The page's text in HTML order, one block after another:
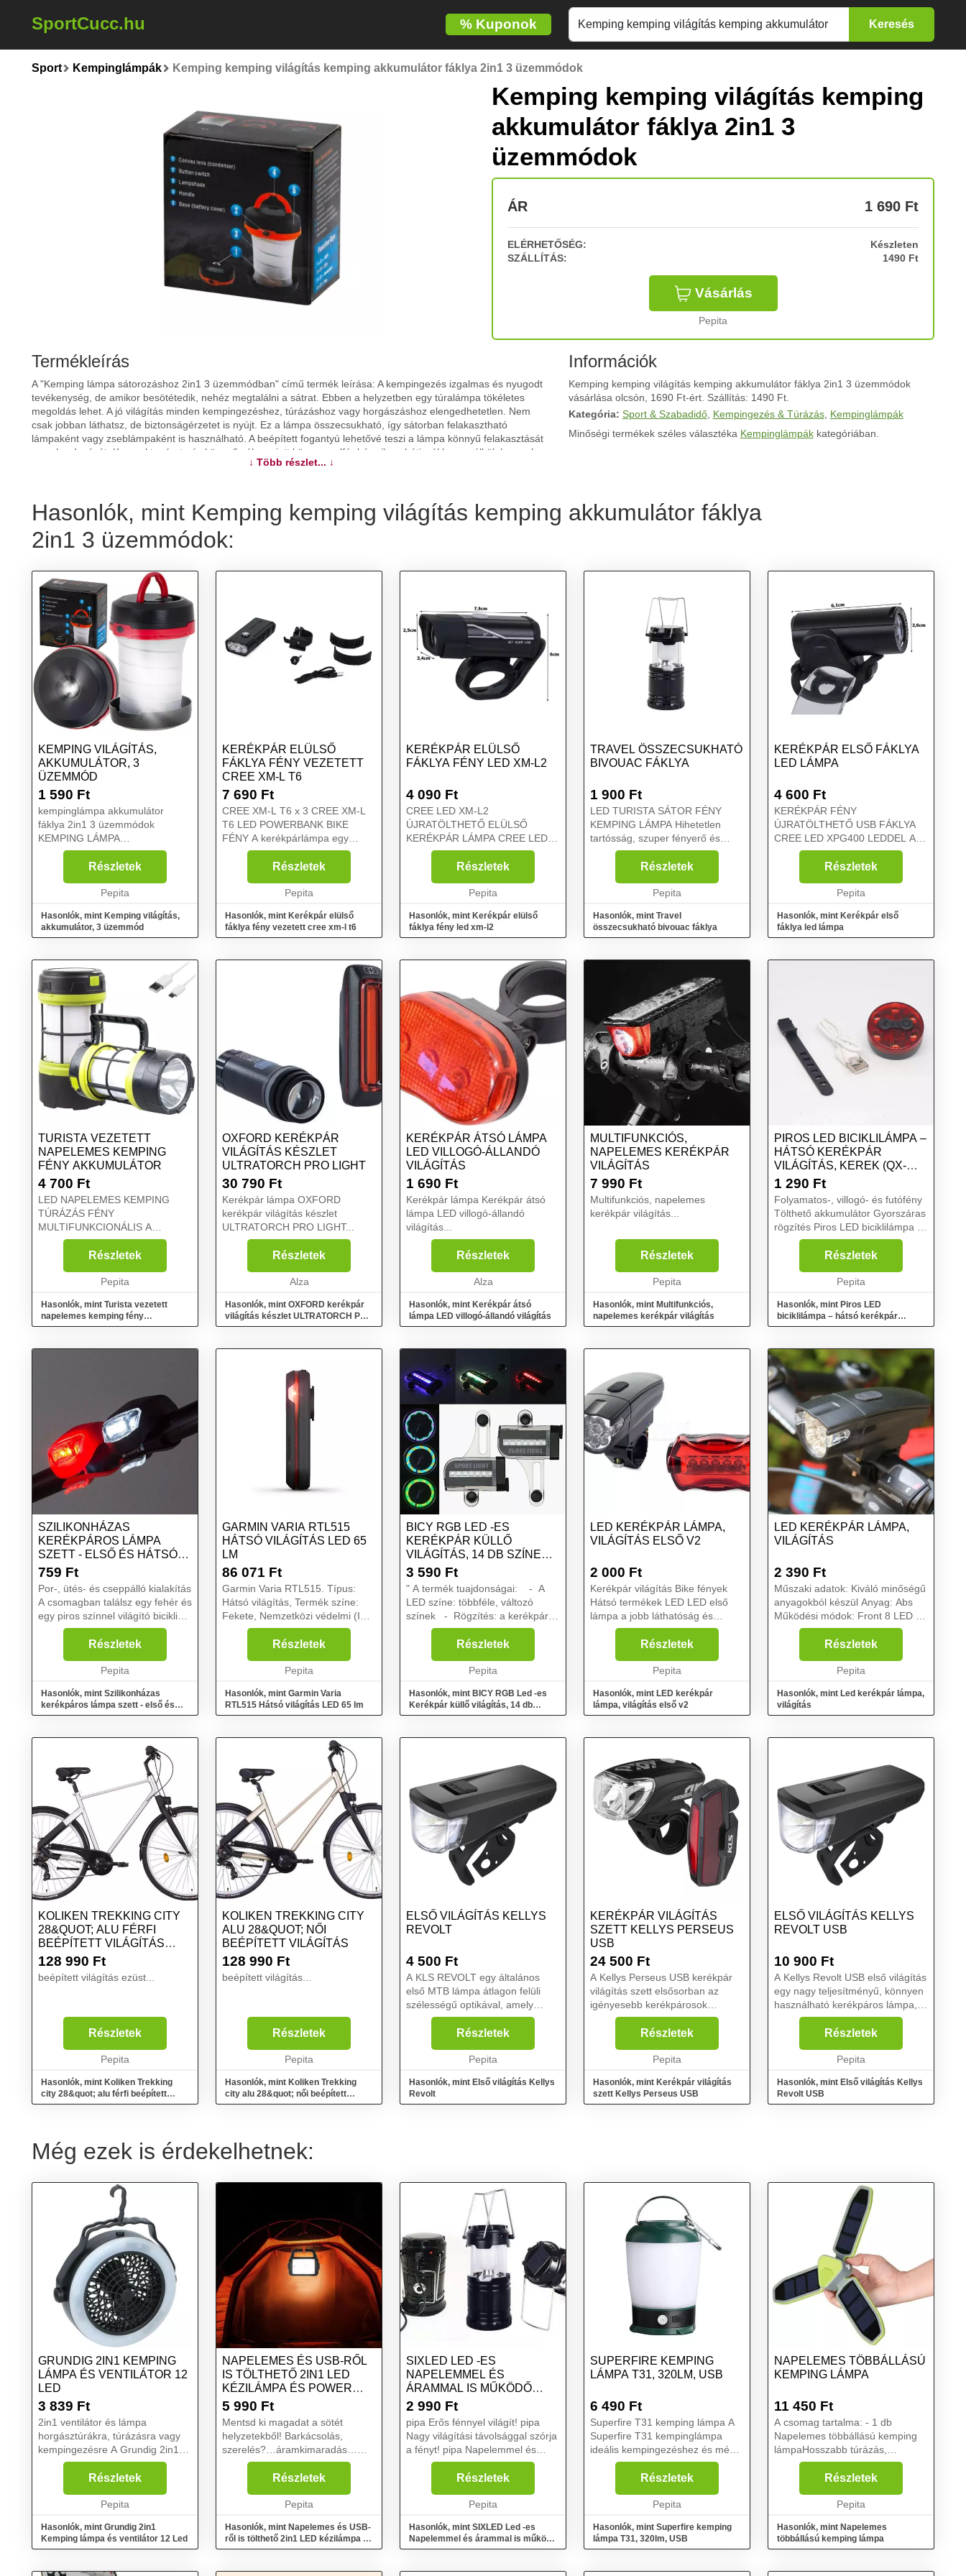
SportCucc.hu %Kuponok
Sport Kempinglámpák Kemping kemping világítás kemping akkumulátor fáklya 2in1 3 üzemmódok
Kemping kemping világítás kemping
akkumulátor fáklya 2in1 3
üzemmódok
ÁR 1 690 Ft
ELÉRHETŐSÉG:
Készleten
SZÁLLÍTÁS:
1490 Ft
Vásárlás
Pepita
Termékleírás
A "Kemping lámpa sátorozáshoz 2in1 3 üzemmódban" című termék leírása: A kempingezés izgalmas és nyugodt
tevékenység, de amikor besötétedik, nehéz megtalálni a sátrat. Ebben a helyzetben egy túralámpa tökéletes
megoldás lehet. A jó világítás minden kempingezéshez, túrázáshoz vagy horgászáshoz elengedhetetlen. Nem
csak jobban láthatsz, de biztonságérzetet is nyújt. Ez a lámpa összecsukható, így sátorban felakasztható
lámpaként vagy zseblámpaként is használható. A beépített fogantyú lehetővé teszi a lámpa könnyű felakasztását
vagy hordozását. Kompakt mérete és könnyű súlya miatt könnyen elfér bármilyen hátizsákban anélkül, hogy plusz
súlyt jelentene. A lámpa három világítási móddal rendelkezik - állandó erős fény, állandó gyenge fény és villogó
sátoros éjszakát biztonságossá és jól megvilágítottá tesz. Műszaki specifikációk: - Műanyag: ABS műanyag -
Tápegység: 3 x AA elem (nem tartozék) - Működési módok: 3 - 100%, 50%, villogó - Összecsukott lámpa méretei:
8 cm x 4,5 cm - Kinyitott lámpa méretei: 12,5 cm x 8 cm - Csomagolási méretek: 9 cm x 9 cm x 5 cm A termék
vonzó kartondobozban van csomagolva.
További információk>>
↓ Több részlet... ↓
Információk
Kemping kemping világítás kemping akkumulátor fáklya 2in1 3 üzemmódok
vásárlása olcsón, 1690 Ft-ért. Szállítás: 1490 Ft.
Kategória: Sport & Szabadidő, Kempingezés & Túrázás, Kempinglámpák
Minőségi termékek széles választéka Kempinglámpákkategóriában.
Hasonlók, mint Kemping kemping világítás kemping akkumulátor fáklya
2in1 3 üzemmódok:
KEMPING VILÁGÍTÁS,
AKKUMULÁTOR, 3
ÜZEMMÓD
1 590 Ft
kempinglámpa akkumulátor
fáklya 2in1 3 üzemmódok
KEMPING LÁMPA
SÁTOROZÁSHOZ 2IN1 3
ÜZEMMÓDBANA kempingezés
nagyon izgalmas - minden körül
csend, természet és "szent
merü...
Részletek
Pepita
Hasonlók, mint Kemping világítás,
akkumulátor, 3 üzemmód
KERÉKPÁR ELÜLSŐ
FÁKLYA FÉNY VEZETETT
CREE XM-L T6
7 690 Ft
CREE XM-L T6 x 3 CREE XM-L
T6 LED POWERBANK BIKE
FÉNY A kerékpárlámpa egy
kiváló minőségű termék, amely
biztonságosabbá teszi a
kerékpározást. A tömítések
rendszerének és az elemek
Részletek
Pepita
Hasonlók, mint Kerékpár elülső
fáklya fény vezetett cree xm-l t6
KERÉKPÁR ELÜLSŐ
FÁKLYA FÉNY LED XM-L2
4 090 Ft
CREE LED XM-L2
ÚJRATÖLTHETŐ ELÜLSŐ
KERÉKPÁR LÁMPA CREE LED
XM-L2-VEL ÉS
FIGYELMEZTETŐ DIÓDÁKKAL A
kerékpárlámpa egy kiváló
minőségű termék, amely
kerékpározást. A tömítő rends...
Részletek
Pepita
Hasonlók, mint Kerékpár elülső
fáklya fény led xm-l2
TRAVEL ÖSSZECSUKHATÓ
BIVOUAC FÁKLYA
1 900 Ft
LED TURISTA SÁTOR FÉNY
KEMPING LÁMPA Hihetetlen
tartósság, szuper fényerő és
könnyű használat teszi ezt az
ideális zseblámpát szabadtéri
tevékenységekhez. Ideális
vészvilágításként is használható.
Részletek
Pepita
Hasonlók, mint Travel
összecsukható bivouac fáklya
KERÉKPÁR ELSŐ FÁKLYA
LED LÁMPA
4 600 Ft
KERÉKPÁR FÉNY
ÚJRATÖLTHETŐ USB FÁKLYA
CREE LED XPG400 LEDDEL A
kerékpárlámpa egy kiváló
minőségű termék, amely
biztonságosabbá teszi a
kerékpározást. A tömítő rendszer
nagy...
Részletek
Pepita
Hasonlók, mint Kerékpár első
fáklya led lámpa
TURISTA VEZETETT
NAPELEMES KEMPING
FÉNY AKKUMULÁTOR
4 700 Ft
LED NAPELEMES KEMPING
TÚRÁZÁS FÉNY
MULTIFUNKCIONÁLIS A
hihetetlen tartósság, a szuper
fényerő és a könnyű használat
teszi ezt az ideális zseblámpát a
szabadtéri tevékenységekhez.
Részletek
Pepita
Hasonlók, mint Turista vezetett
napelemes kemping fény
akkumulátor
OXFORD KERÉKPÁR
VILÁGÍTÁS KÉSZLET
ULTRATORCH PRO LIGHT
30 790 Ft
Kerékpár lámpa OXFORD
kerékpár világítás készlet
ULTRATORCH PRO LIGHT...
Részletek
Alza
Hasonlók, mint OXFORD kerékpár
világítás készlet ULTRATORCH PRO
LIGHT
KERÉKPÁR ÁTSÓ LÁMPA
LED VILLOGÓ-ÁLLANDÓ
VILÁGÍTÁS
1 690 Ft
Kerékpár lámpa Kerékpár átsó
lámpa LED villogó-állandó
világítás...
Részletek
Alza
Hasonlók, mint Kerékpár átsó
lámpa LED villogó-állandó világítás
MULTIFUNKCIÓS,
NAPELEMES KERÉKPÁR
VILÁGÍTÁS
7 990 Ft
Multifunkciós, napelemes
kerékpár világítás...
Részletek
Pepita
Hasonlók, mint Multifunkciós,
napelemes kerékpár világítás
PIROS LED BICIKLILÁMPA –
HÁTSÓ KERÉKPÁR
VILÁGÍTÁS, KEREK (QX-
W07A)
1 290 Ft
Folyamatos-, villogó- és futófény
Tölthető akkumulátor Gyorszáras
rögzítés Piros LED biciklilámpa –
hátsó kerékpár világítás, kerek
(QX-W07A) A kerékpározás egy
veszélyes dolog, főleg a nedve...
Részletek
Pepita
Hasonlók, mint Piros LED
biciklilámpa – hátsó kerékpár
világítás, kerek (QX-W07A)
SZILIKONHÁZAS
KERÉKPÁROS LÁMPA
SZETT - ELSŐ ÉS HÁTSÓ
VILÁGÍTÁS
759 Ft
Por-, ütés- és cseppálló kialakítás
A csomagban találsz egy fehér és
egy piros színnel világító biciklis
lámpát Három különböző
világítási móddal Szilikonházas
kerékpáros lámpa szett - első
Részletek
Pepita
Hasonlók, mint Szilikonházas
kerékpáros lámpa szett - első és
hátsó világítás
GARMIN VARIA RTL515
HÁTSÓ VILÁGÍTÁS LED 65
LM
86 071 Ft
Garmin Varia RTL515. Típus:
Hátsó világítás, Termék színe:
Fekete, Nemzetközi védelmi (IP)
kód: IPX7. Izzó típusa: LED, LED
colour: Vörös, Fénysugárzás:
Nappal, Éjszaka. Működési idő
(állandó fény): 6...
Részletek
Pepita
Hasonlók, mint Garmin Varia
RTL515 Hátsó világítás LED 65 lm
BICY RGB LED -ES
KERÉKPÁR KÜLLŐ
VILÁGÍTÁS, 14 DB SZÍNES
RGB LED L...
3 590 Ft
" A termék tuajdonságai: - A
LED színe: többféle, változó
színek - Rögzítés: a kerékpár
küllőjére (könnyen ráhelyezhető)
Mit rejt a csomag?1 db kerékpár
küllő világítás (A csomag a 3 db
Részletek
Pepita
Hasonlók, mint BICY RGB Led -es
Kerékpár küllő világítás, 14 db
színes RGB LED l...
LED KERÉKPÁR LÁMPA,
VILÁGÍTÁS ELSŐ V2
2 000 Ft
Kerékpár világítás Bike fények
Hátsó termékek LED LED első
lámpa a jobb láthatóság és
hosszabb fénytartomány
érdekében, valamint hátsó
figyelmeztető lámpa. A
készletben található fogantyúk
Részletek
Pepita
Hasonlók, mint LED kerékpár
lámpa, világítás első v2
LED KERÉKPÁR LÁMPA,
VILÁGÍTÁS
2 390 Ft
Műszaki adatok: Kiváló minőségű
anyagokból készül Anyag: Abs
Működési módok: Front 8 LED –
Állandó mód, villogó mód, Strobe
LED élet: 100 000 óraig
Munkaidő: 12 óra (elöl) A
kerékpár láthatósága legfe...
Részletek
Pepita
Hasonlók, mint Led kerékpár lámpa,
világítás
KOLIKEN TREKKING CITY
28&QUOT; ALU FÉRFI
BEÉPÍTETT VILÁGÍTÁS
EZÜST
128 990 Ft
beépített világítás ezüst...
Részletek
Pepita
Hasonlók, mint Koliken Trekking
city 28&quot; alu férfi beépített
világítás ezüst
KOLIKEN TREKKING CITY
ALU 28&QUOT; NŐI
BEÉPÍTETT VILÁGÍTÁS
128 990 Ft
beépített világítás...
Részletek
Pepita
Hasonlók, mint Koliken Trekking
city alu 28&quot; női beépített
világítás
ELSŐ VILÁGÍTÁS KELLYS
REVOLT
4 500 Ft
A KLS REVOLT egy általános
első MTB lámpa átlagon felüli
szélességű optikával, amely
minden helyet, amelyet látnia kell,
megfelelően megvilágít. A
szilikonszíjnak köszönhetően jól
kezelhető és könnyen...
Részletek
Pepita
Hasonlók, mint Első világítás Kellys
Revolt
KERÉKPÁR VILÁGÍTÁS
SZETT KELLYS PERSEUS
USB
24 500 Ft
A Kellys Perseus USB kerékpár
világítás szett elsősorban az
igényesebb kerékpárosok
számára készült, akik
megbízható eszközt keresnek,
amely segíti őket a sötétben
történő kerékpározás során. Az
Részletek
Pepita
Hasonlók, mint Kerékpár világítás
szett Kellys Perseus USB
ELSŐ VILÁGÍTÁS KELLYS
REVOLT USB
10 900 Ft
A Kellys Revolt USB első világítás
egy nagy teljesítményű, könnyen
használható kerékpáros lámpa,
amely városon belül és terepen
egyaránt használható. Erőteljes,
50 lm-es LED diódával és 2
Részletek
Pepita
Hasonlók, mint Első világítás Kellys
Revolt USB
Még ezek is érdekelhetnek:
GRUNDIG 2IN1 KEMPING
LÁMPA ÉS VENTILÁTOR 12
LED
3 839 Ft
2in1 ventilátor és lámpa
horgásztúrákra, túrázásra vagy
kempingezésre A Grundig 2in1
kemping lámpa és vetilátor
termék hasznos kiegészítője lesz
minden szabadban töltött
programnak. Legyen szó kemp...
Részletek
Pepita
Hasonlók, mint Grundig 2in1
Kemping lámpa és ventilátor 12 Led
NAPELEMES ÉS USB-RŐL
IS TÖLTHETŐ 2IN1 LED
KÉZILÁMPA ÉS POWER
BANK...
5 990 Ft
Mentsd ki magadat a sötét
helyzetekből! Barkácsolás,
szerelés?…áramkimaradás…
vagy csak kiruccansz hétvégére?
Akkor elengedhetetlen, egy jó
minőségű lámpa, mely óriási
segítséget nyújthat, mikor nincs
Részletek
Pepita
Hasonlók, mint Napelemes és USB-
ről is tölthető 2in1 LED kézilámpa és
power bank...
SIXLED LED -ES
NAPELEMMEL ÉS
ÁRAMMAL IS MŰKÖDŐ
KEMPING LÁMPA
2 990 Ft
pipa Erős fénnyel világít! pipa
Nagy világítási távolsággal szórja
a fényt! pipa Napelemmel és
árammal is működik! A Sixled
kemping lámpa tökéletes
választás azoknak, akik
szeretnének élvezni a kem...
Részletek
Pepita
Hasonlók, mint SIXLED Led -es
Napelemmel és árammal is működő
kemping lámpa
SUPERFIRE KEMPING
LÁMPA T31, 320LM, USB
6 490 Ft
Superfire T31 kemping lámpa A
Superfire T31 kempinglámpa
ideális kempingezéshez és még
sok máshoz. Fehér és sárga
fénnyel világíthat, és lehetővé
teszi a fényerő több fokozatban
történő beállításá...
Részletek
Pepita
Hasonlók, mint Superfire kemping
lámpa T31, 320lm, USB
NAPELEMES TÖBBÁLLÁSÚ
KEMPING LÁMPA
11 450 Ft
A csomag tartalma: - 1 db
Napelemes többállású kemping
lámpaHosszabb túrázás,
kempingezés során az egyik
legnagyobb kihívást az éjszakai
világítás jelentheti. A
hagyományos fényforrásokhoz
Részletek
Pepita
Hasonlók, mint Napelemes
többállású kemping lámpa